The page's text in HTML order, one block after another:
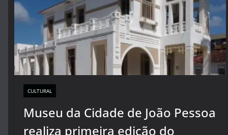
CULTURAL
Museu da Cidade de João Pessoa
realiza primeira edição do